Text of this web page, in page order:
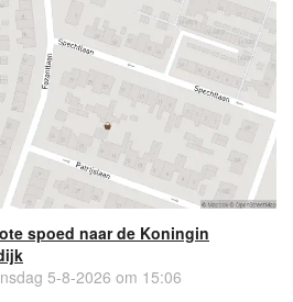
spoed naar de Koningin
5-8-2026 om 15:06